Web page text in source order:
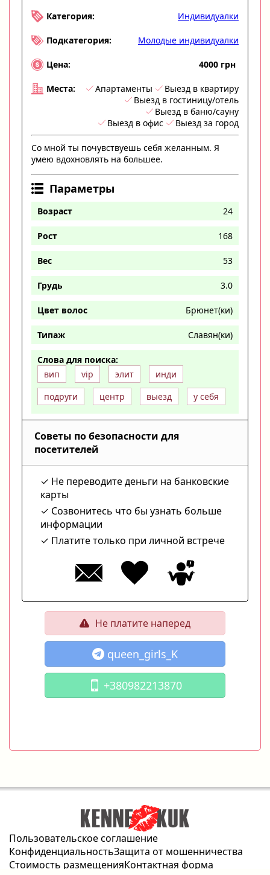
Категория: Индивидуалки
Подкатегория: Молодые индивидуалки
Цена: 4000 грн
Места: Апартаменты
Выезд в квартиру
Выезд в гостиницу/отель
Выезд в баню/сауну
Выезд в офис
Выезд за город
Со мной ты почувствуешь себя желанным. Я
умею вдохновлять на большее.
Параметры
Возраст 24
Рост 168
Вес 53
Грудь 3.0
Цвет волос Брюнет(ки)
Типаж Славян(ки)
Слова для поиска:
вип
vip элит
инди
подруги
центр выезд у себя
Советы по безопасности для
посетителей
Не переводите деньги на банковские
карты
Созвонитесь что бы узнать больше
информации
Платите только при личной встрече
Не платите наперед
queen_girls_K
+380982213870
Пользовательское соглашение
КонфиденциальностьЗащита от мошенничества
Стоимость размещенияКонтактная форма